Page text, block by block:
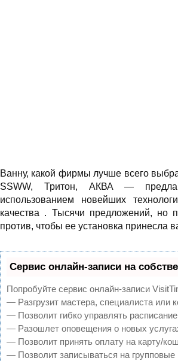
Ванну, какой фирмы лучше всего
SSWW, Тритон, АКВА —
использованием новейших
качества . Тысячи предложений, но
против, чтобы ее установка принесла
Сервис онлайн-записи на
Попробуйте сервис онлайн-записи
— Разгрузит мастера, специалиста или
— Позволит гибко управлять
— Разошлет оповещения о новых
— Позволит принять оплату на карту/
— Позволит записываться на